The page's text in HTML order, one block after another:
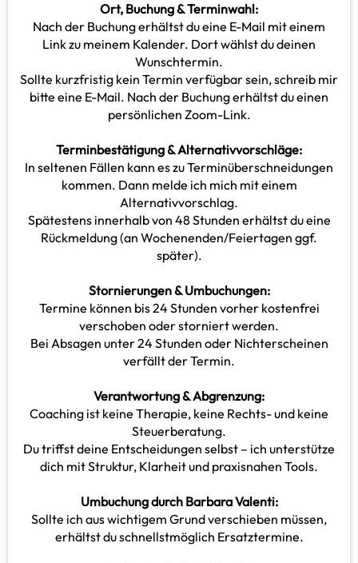
Ort, Buchung & Terminwahl:
Nach der Buchung erhältst du eine E-Mail mit einem
Link zu meinem Kalender. Dort wählst du deinen
Wunschtermin.
Sollte kurzfristig kein Termin verfügbar sein, schreib mir
bitte eine E-Mail. Nach der Buchung erhältst du einen
persönlichen Zoom-Link.
Terminbestätigung & Alternativvorschläge:
In seltenen Fällen kann es zu Terminüberschneidungen
kommen. Dann melde ich mich mit einem
Alternativvorschlag.
Spätestens innerhalb von 48 Stunden erhältst du eine
Rückmeldung (an Wochenenden/Feiertagen ggf.
später).
Stornierungen & Umbuchungen:
Termine können bis 24 Stunden vorher kostenfrei
verschoben oder storniert werden.
Bei Absagen unter 24 Stunden oder Nichterscheinen
verfällt der Termin.
Verantwortung & Abgrenzung:
Coaching ist keine Therapie, keine Rechts- und keine
Steuerberatung.
Du triffst deine Entscheidungen selbst – ich unterstütze
dich mit Struktur, Klarheit und praxisnahen Tools.
Umbuchung durch Barbara Valenti:
Sollte ich aus wichtigem Grund verschieben müssen,
erhältst du schnellstmöglich Ersatztermine.